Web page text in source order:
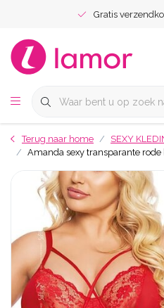
Gratis
Terug naar home
SEXY
Amanda sexy transparante rode